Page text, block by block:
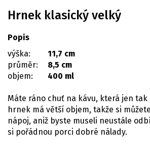
Hrnek klasický velký
Popis
výška:
11,7 cm
průměr:
8,5 cm
objem:
400 ml
Máte ráno chuť na kávu, která jen tak
hrnek má větší objem, takže si
nápoj, aniž byste museli neustále
si pořádnou porci dobré nálady.